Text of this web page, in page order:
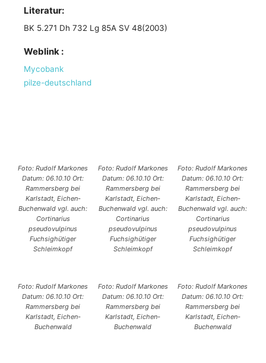
Literatur:
BK 5.271 Dh 732 Lg 85A SV 48(2003)
Weblink :
Mycobank
pilze-deutschland
Foto: Rudolf Markones
Datum: 06.10.10 Ort:
Rammersberg bei
Karlstadt, Eichen-
Buchenwald vgl. auch:
Cortinarius
pseudovulpinus
Fuchsighütiger
Schleimkopf
Foto: Rudolf Markones
Datum: 06.10.10 Ort:
Rammersberg bei
Karlstadt, Eichen-
Buchenwald vgl. auch:
Cortinarius
pseudovulpinus
Fuchsighütiger
Schleimkopf
Foto: Rudolf Markones
Datum: 06.10.10 Ort:
Rammersberg bei
Karlstadt, Eichen-
Buchenwald vgl. auch:
Cortinarius
pseudovulpinus
Fuchsighütiger
Schleimkopf
Foto: Rudolf Markones
Datum: 06.10.10 Ort:
Rammersberg bei
Karlstadt, Eichen-
Buchenwald
Foto: Rudolf Markones
Datum: 06.10.10 Ort:
Rammersberg bei
Karlstadt, Eichen-
Buchenwald
Foto: Rudolf Markones
Datum: 06.10.10 Ort:
Rammersberg bei
Karlstadt, Eichen-
Buchenwald